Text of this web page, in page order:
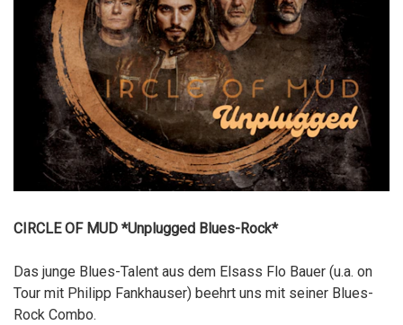
CIRCLE OF MUD *Unplugged Blues-Rock*
Das junge Blues-Talent aus dem Elsass Flo Bauer (u.a. on
Tour mit Philipp Fankhauser) beehrt uns mit seiner Blues-
Rock Combo.